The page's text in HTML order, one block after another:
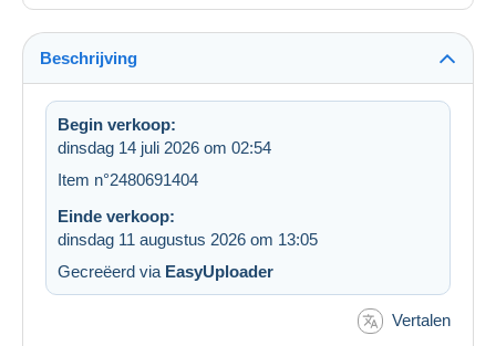
Beschrijving
Begin verkoop:
dinsdag 14 juli 2026 om 02:54
Item n°2480691404
Einde verkoop:
dinsdag 11 augustus 2026 om 13:05
Gecreëerd via EasyUploader
Vertalen